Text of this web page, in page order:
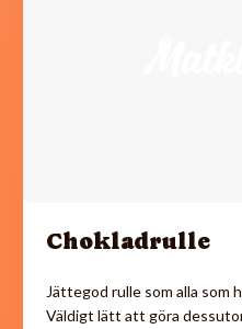
Chokladrulle
Jättegod rulle som alla som
Väldigt lätt att göra